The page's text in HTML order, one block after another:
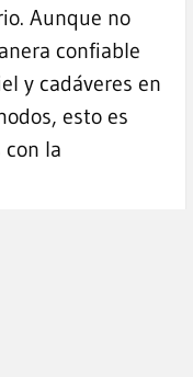
Aunque no
confiable
y cadáveres en
esto es
la